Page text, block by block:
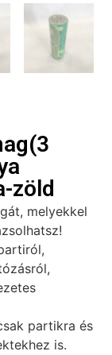
zöld
melyekkel
partikra és
is.